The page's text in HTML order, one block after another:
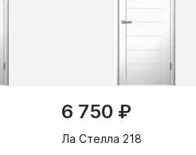
6 750 ₽
Ла Стелла 218